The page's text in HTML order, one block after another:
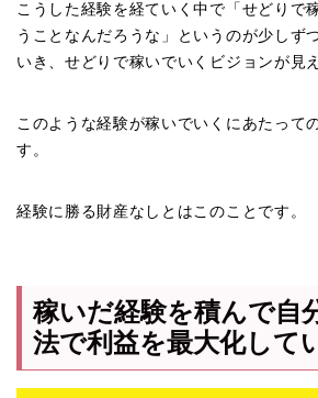
こうした経験を経ていく中で「せどりで
うことなんだろうな」というのが少しず
いき、せどりで稼いでいくビジョンが見
このような経験が稼いでいくにあたって
す。
経験に勝る財産なしとはこのことです。
稼いだ経験を積んで自
法で利益を最大化して